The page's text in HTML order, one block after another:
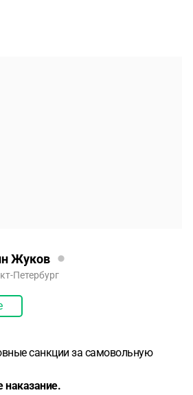
Жуков
Петербург
санкции за самовольную
наказание.